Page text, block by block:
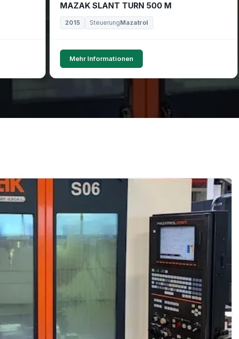
MAZAK SLANT TURN 500 M
2015 SteuerungMazatrol
Mehr Informationen